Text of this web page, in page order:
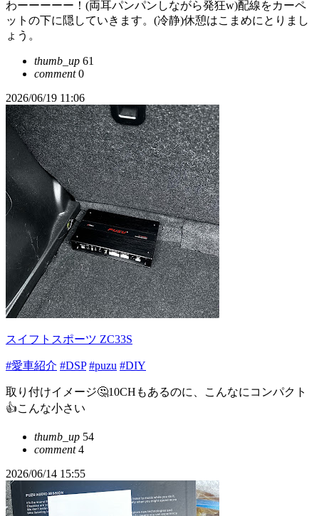
わーーーーー！(両耳パンパンしながら発狂w)配線をカーペ
ットの下に隠していきます。(冷静)休憩はこまめにとりまし
ょう。
thumb_up 61
comment0
2026/06/19 11:06
スイフトスポーツ ZC33S
#愛車紹介 #DSP #puzu #DIY
取り付けイメージ🤔10CHもあるのに、こんなにコンパクト
👍こんな小さい
thumb_up 54
comment4
2026/06/14 15:55